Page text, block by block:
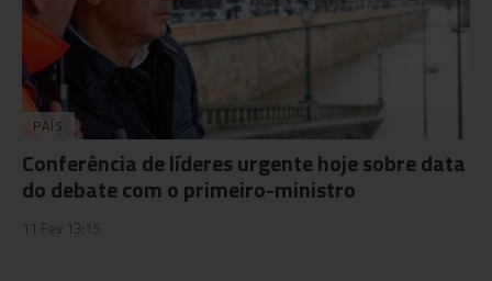
PAÍS
Conferência de líderes urgente hoje sobre data
do debate com o primeiro-ministro
11 Fev 13:15